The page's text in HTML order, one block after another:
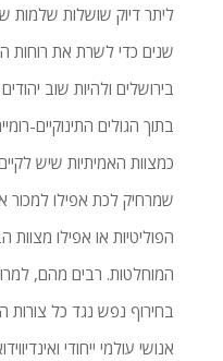
ליתר דיוק שושלות
שנים כדי לשרת את רוחות
בירושלים ולהיות שוב
בתוך הגולים התינוקיים-
כמצוות האמיתיות שיש
שמרחיק לכת אפילו למכור
הפוליטיות או אפילו מצוות
המוחלטות. רבים מהם,
בחירוף נפש נגד כל צורות
אנושי עולמי ייחודי